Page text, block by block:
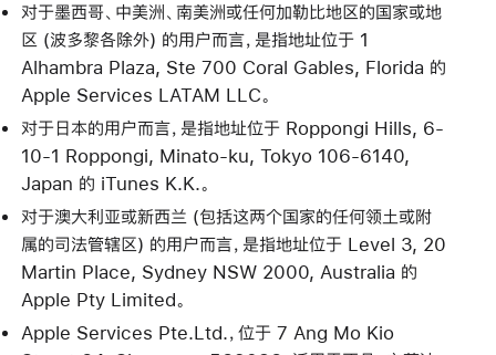
对于墨西哥、中美洲、南美洲或任何加勒比地区的国家或地
区 (波多黎各除外) 的用户而言，是指地址位于 1
Alhambra Plaza, Ste 700 Coral Gables, Florida 的
Apple Services LATAM LLC。
对于日本的用户而言，是指地址位于 Roppongi Hills, 6-
10-1 Roppongi, Minato-ku, Tokyo 106-6140,
Japan 的 iTunes K.K.。
对于澳大利亚或新西兰 (包括这两个国家的任何领土或附
属的司法管辖区) 的用户而言，是指地址位于 Level 3, 20
Martin Place, Sydney NSW 2000, Australia 的
Apple Pty Limited。
Apple Services Pte.Ltd.，位于 7 Ang Mo Kio